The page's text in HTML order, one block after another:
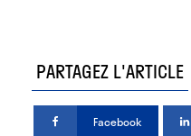
PARTAGEZ L'ARTICLE
Facebook